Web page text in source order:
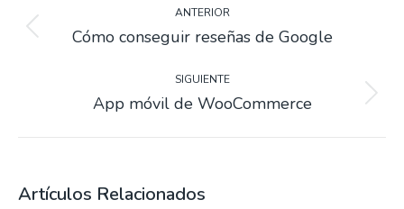
de
entradas
ANTERIOR
Entrada
Cómo conseguir reseñas de Google
SIGUIENTE
Siguiente
App móvil de WooCommerce
Artículos Relacionados